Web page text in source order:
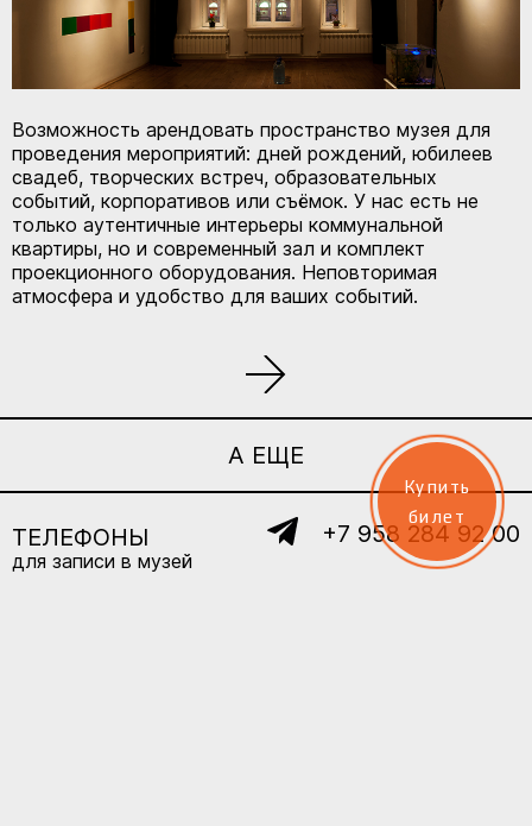
Купить
билет
Возможность арендовать пространство музея для
проведения мероприятий: дней рождений, юбилеев
свадеб, творческих встреч, образовательных
событий, корпоративов или съёмок. У нас есть не
только аутентичные интерьеры коммунальной
квартиры, но и современный зал и комплект
проекционного оборудования. Неповторимая
атмосфера и удобство для ваших событий.
А ЕЩЕ
ТЕЛЕФОНЫ
для записи в музей
+7 958 284 92 00